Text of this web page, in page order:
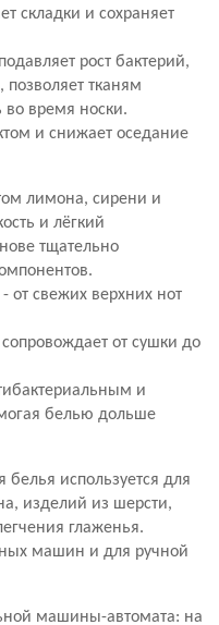
складки и сохраняет
рост бактерий,
тканям
во время носки.
и снижает оседание
лимона, сирени и
и лёгкий
тщательно
от свежих верхних нот
от сушки до
и
белью дольше
используется для
изделий из шерсти,
глаженья.
машин и для ручной
машины-автомата: на